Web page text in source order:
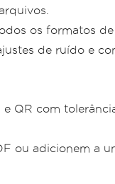
os formatos
de ruído e
QR com
ou adicionem a